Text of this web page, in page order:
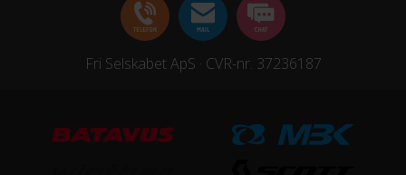
Skiftegreb
HJUL & DÆK
Fri Selskabet ApS · CVR-nr. 37236187